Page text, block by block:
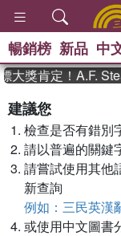
暢銷榜 新品 中
大獎肯定！A.F.
建議您
檢查是否有錯別
請以普遍的關鍵
請嘗試使用其他
新查詢
例如：三民英漢
或使用中文圖書